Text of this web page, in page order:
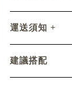
運送須知
建議搭配